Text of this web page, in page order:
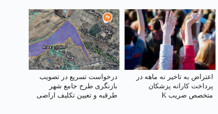
اعتراض به تاخیر نه ماهه در
پرداخت کارانه پزشکان
متخصص ضریب K
درخواست تسریع در تصویب
بازنگری طرح جامع شهر
طرقبه و تعیین تکلیف اراضی